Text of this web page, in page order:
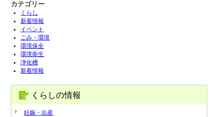
カテゴリー
くらし
新着情報
イベント
ごみ・環境
環境保全
環境衛生
浄化槽
新着情報
くらしの情報
妊娠・出産